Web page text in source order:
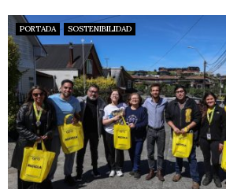
PORTADA SOSTENIBILIDAD